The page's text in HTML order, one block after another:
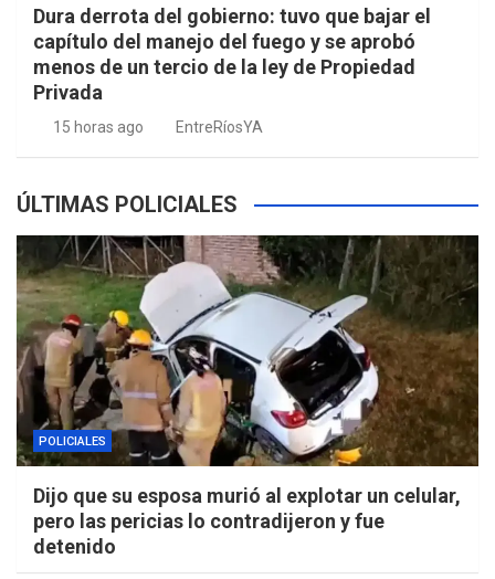
Dura derrota del gobierno: tuvo que bajar el
capítulo del manejo del fuego y se aprobó
menos de un tercio de la ley de Propiedad
Privada
15 horas ago EntreRíosYA
ÚLTIMAS POLICIALES
POLICIALES
Dijo que su esposa murió al explotar un celular,
pero las pericias lo contradijeron y fue
detenido